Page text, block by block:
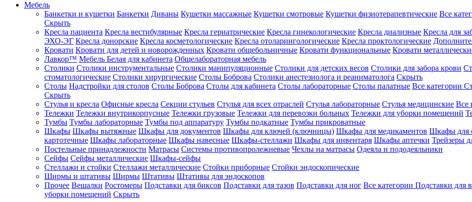
Мебель
Банкетки и кушетки Банкетки Диваны Кушетки массажные Кушетки смотровые Кушетки физиотерапевтические Все
Скрыть
Кресла пациента Кресла вестибулярные Кресла гериатрические Кресла гинекологические Кресла диализные Кресла для
ЭХО-ЭГ Кресла донорские Кресла косметологические Кресла отоларингологические Кресла проктологические
Кровати Кровати для детей и новорожденных Кровати общебольничные Кровати функциональные Кровати
Лавкор™ Мебель Белая для кабинета Общелабораторная мебель
Столики Столики инструментальные Столики манипуляционные Столики для детских весов Столики для забора крови
стоматологические Столики хирургические Столы Боброва Столики анестезиолога и реаниматолога Скрыть
Столы Надстройки для столов Столы Боброва Столы для кабинета Столы лабораторные Столы палатные Все категории
Скрыть
Стулья и кресла Офисные кресла Секции стульев Стулья для всех отраслей Стулья лабораторные Стулья медицинские Все
Тележки Тележки внутрикорпусные Тележки грузовые Тележки для перевозки больных Тележки для уборки помещений
Тумбы Тумбы лабораторные Тумбы под аппаратуру Тумбы подкатные Тумбы прикроватные
Шкафы Шкафы вытяжные Шкафы для документов Шкафы для ключей (ключницы) Шкафы для медикаментов Шкафы для
картотечные Шкафы лабораторные Шкафы навесные Шкафы-стеллажи Шкафы для инвентаря Шкафы аптечки Трейзеры
Постельные принадлежности Матрасы Системы противопролежневые Чехлы на матрасы Одеяла и пододеяльники
Сейфы Сейфы металлические Шкафы-сейфы
Стеллажи и стойки Стеллажи металлические Стойки приборные Стойки эндоскопические
Ширмы и штативы Ширмы Штативы Штативы для эндоскопов
Прочее Вешалки Ростомеры Подставки для биксов Подставки для тазов Подставки для ног Все категории Подставки для
уборки помещений Скрыть